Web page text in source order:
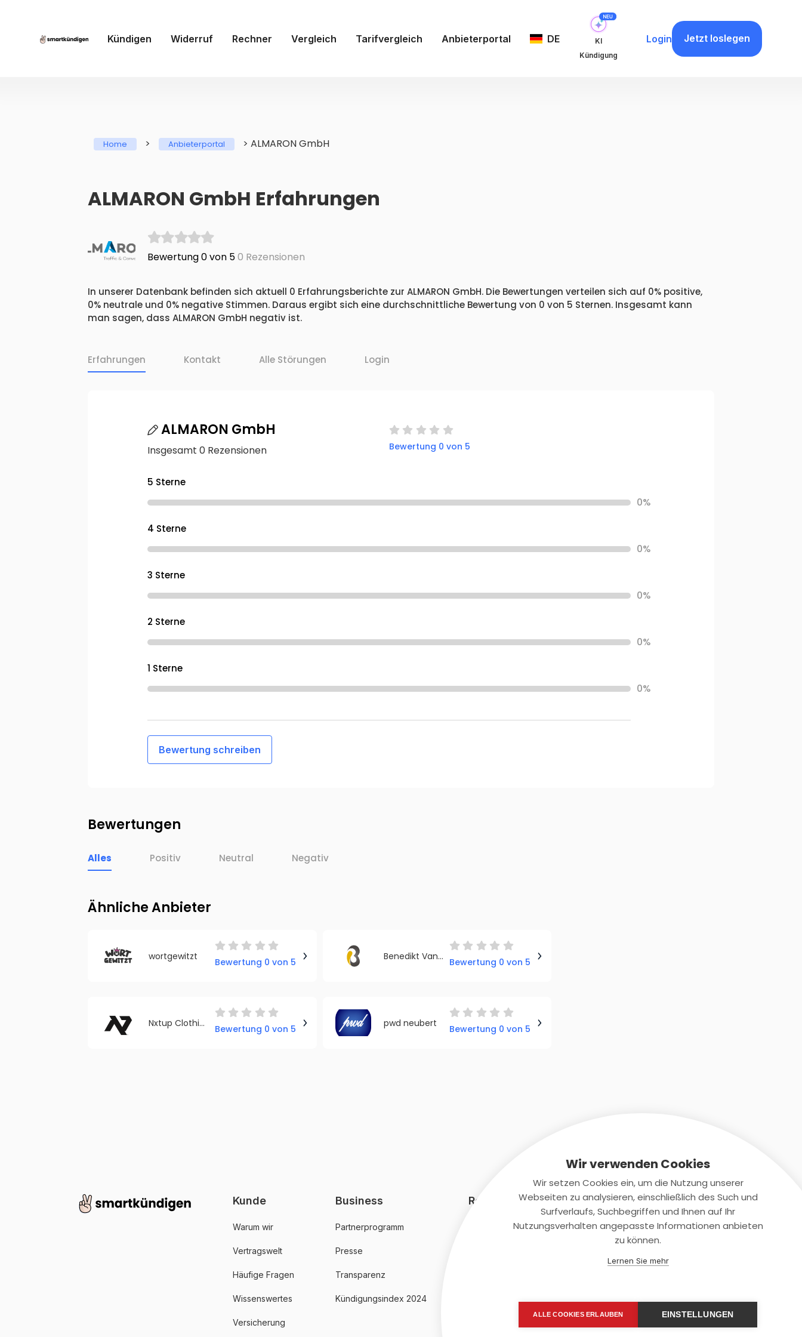
Kündigen Widerruf Rechner Vergleich Tarifvergleich Anbieterportal DE
KI
Kündigung
Login Jetzt loslegen
Home > Anbieterportal > ALMARON GmbH
ALMARON GmbH Erfahrungen
Bewertung 0 von 50 Rezensionen
In unserer Datenbank befinden sich aktuell 0 Erfahrungsberichte zur ALMARON GmbH. Die Bewertungen verteilen sich auf 0% positive,
0% neutrale und 0% negative Stimmen. Daraus ergibt sich eine durchschnittliche Bewertung von 0 von 5 Sternen. Insgesamt kann
man sagen, dass ALMARON GmbH negativ ist.
Erfahrungen Kontakt Alle Störungen Login
ALMARON GmbH
Insgesamt 0 Rezensionen Bewertung 0 von 5
5 Sterne
0%
4 Sterne
0%
3 Sterne
0%
2 Sterne
0%
1 Sterne
0%
Bewertung schreiben
Bewertungen
Alles Positiv Neutral Negativ
Ähnliche Anbieter
wortgewitzt
Bewertung 0 von 5
Benedikt Van de Walle
Bewertung 0 von 5
Nxtup Clothing
Bewertung 0 von 5
pwd neubert
Bewertung 0 von 5
Kunde
Warum wir
Vertragswelt
Häufige Fragen
Wissenswertes
Versicherung
Business
Partnerprogramm
Presse
Transparenz
Kündigungsindex 2024
Rechtliches Kontaktiere uns
+(49)2131/708-4280
Wir verwenden Cookies
Wir setzen Cookies ein, um die Nutzung unserer
Webseiten zu analysieren, einschließlich des Such und
Surfverlaufs, Suchbegriffen und Ihnen auf Ihr
Nutzungsverhalten angepasste Informationen anbieten
zu können.
Lernen Sie mehr
ALLE COOKIES ERLAUBEN EINSTELLUNGEN